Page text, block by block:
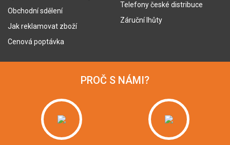
Obchodní sdělení
Jak reklamovat zboží
Cenová poptávka
Telefony české distribuce
Záruční lhůty
PROČ S NÁMI?